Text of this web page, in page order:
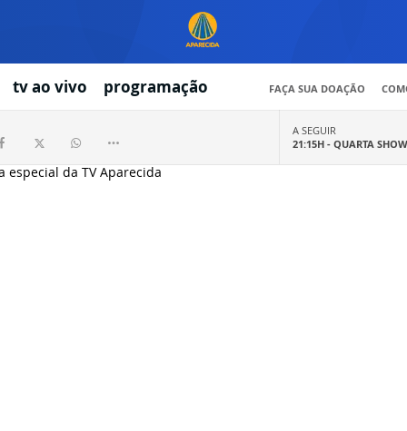
especial da TV Aparecida
tv ao vivo programação FAÇA SUA DOAÇÃO
A SEGUIR
21:15H - QUARTA SHOW